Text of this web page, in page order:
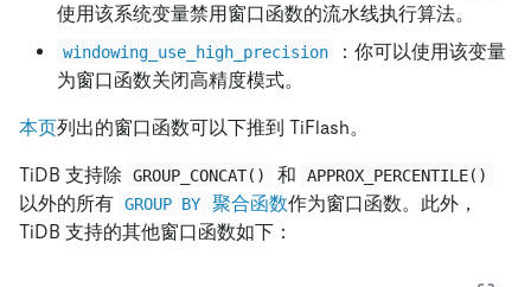
使用该系统变量禁用窗口函数的流水线执行算法。
windowing_use_high_precision
：你可以使用该变量
为窗口函数关闭高精度模式。
本页列出的窗口函数可以下推到 TiFlash。
TiDB 支持除 GROUP_CONCAT() 和 APPROX_PERCENTILE()
以外的所有 GROUP BY 聚合函数作为窗口函数。此外，
TiDB 支持的其他窗口函数如下：